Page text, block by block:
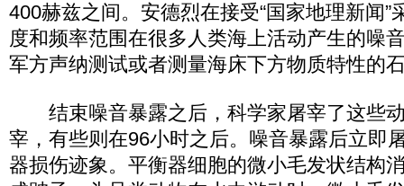
400赫兹之间。安德烈在接受“国家地理新闻”
度和频率范围在很多人类海上活动产生的噪
军方声纳测试或者测量海床下方物质特性的
结束噪音暴露之后，科学家屠宰了这些
宰，有些则在96小时之后。噪音暴露后立即
器损伤迹象。平衡器细胞的微小毛发状结构